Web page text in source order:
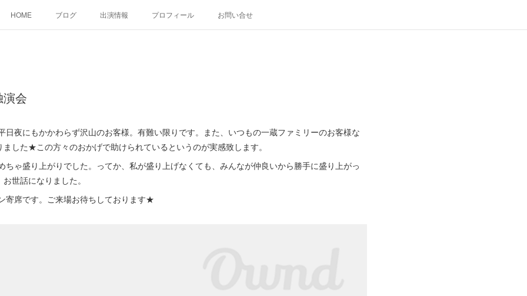
HOME ブログ 出演情報 プロフィール お問い合せ
会
日夜にもかかわらず沢山のお客様。有難い限りです。また、いつもの一蔵ファミリーのお客様な
した★この方々のおかげで助けられているというのが実感致します。
ちゃ盛り上がりでした。ってか、私が盛り上げなくても、みんなが仲良いから勝手に盛り上がっ
世話になりました。
寄席です。ご来場お待ちしております★